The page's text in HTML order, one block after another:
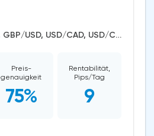
AUD/USD, EUR/USD, GBP/USD, USD/CAD, USD/CHF, USD/JPY, CAD/CHF, EUR/AUD, EUR/NZD, EUR/GBP, CAD/JPY, EUR/CHF, GBP/AUD, GBP/NZD, USD/SEK, AUD/NZD, GBP/CHF, NZD/CHF, AUD/CHF, EUR/JPY, CHF/JPY, EUR/CAD, GBP/JPY, NZD/JPY, AUD/JPY, NZD/USD, GBP/CAD, NZD/CAD, AUD/CAD, Litecoin/USD, Ethereum/USD, Bitcoin/USD, XRP/USD, US Dollar Index, DAX, Nikkei 225, Dow Jones, NASDAQ 100, S&P 500, WTI Crude Oil, Natural Gas, Silver, Gold, Apple, Netflix, Meta Platforms, Amazon, Tesla Motors, Binance Coin, Chainlink, Solana
Preis-
genauigkeit
75%
Rentabilität,
Pips/Tag
9